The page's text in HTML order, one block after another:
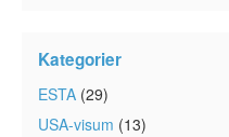
Kategorier
ESTA (29)
USA-visum (13)